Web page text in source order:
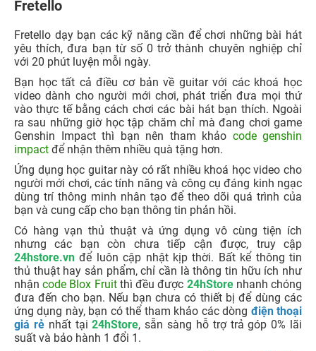
Fretello
Fretello dạy bạn các kỹ năng cần để chơi những bài hát
yêu thích, đưa bạn từ số 0 trở thành chuyên nghiệp chỉ
với 20 phút luyện mỗi ngày.
Bạn học tất cả điều cơ bản về guitar với các khoá học
video dành cho người mới chơi, phát triển đưa mọi thứ
vào thực tế bằng cách chơi các bài hát bạn thích. Ngoài
ra sau những giờ học tập chăm chỉ mà đang chơi game
Genshin Impact thì bạn nên tham khảo code genshin
impact để nhận thêm nhiều quà tặng hơn.
Ứng dụng học guitar này có rất nhiều khoá học video cho
người mới chơi, các tính năng và công cụ đáng kinh ngạc
dùng trí thông minh nhân tạo để theo dõi quá trình của
bạn và cung cấp cho bạn thông tin phản hồi.
Có hàng vạn thủ thuật và ứng dụng vô cùng tiện ích
nhưng các bạn còn chưa tiếp cận được, truy cập
24hstore.vn để luôn cập nhật kịp thời. Bất kể thông tin
thủ thuật hay sản phẩm, chỉ cần là thông tin hữu ích như
nhậncode Blox Fruitthì đều được 24hStore nhanh chóng
đưa đến cho bạn. Nếu bạn chưa có thiết bị để dùng các
ứng dụng này, bạn có thể tham khảo các dòng điện thoại
giá rẻnhất tại24hStore, sẵn sàng hỗ trợ trả góp 0% lãi
suất và bảo hành 1 đổi 1.